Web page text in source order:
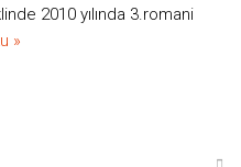
2010 yılında 3.romani
»